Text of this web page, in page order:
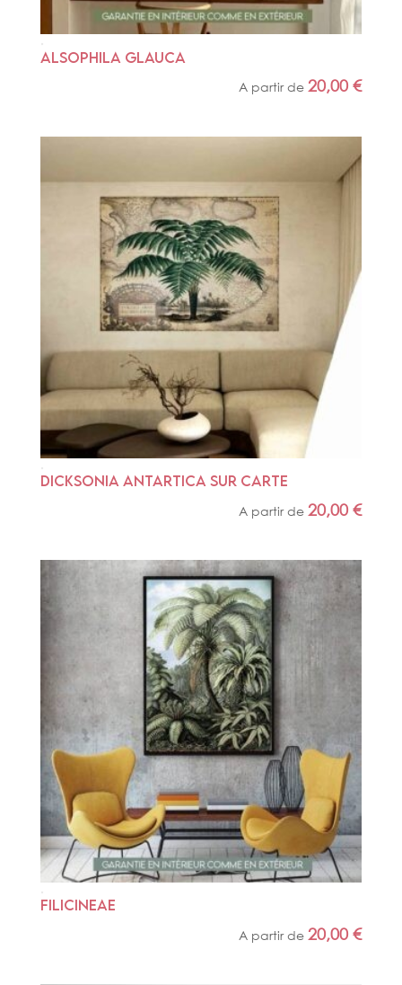
ALSOPHILA GLAUCA
A partir de20,00€
DICKSONIA ANTARTICA SUR CARTE
A partir de20,00€
FILICINEAE
A partir de 20,00€